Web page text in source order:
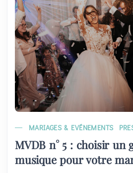
MARIAGES & EVÉNEMENTS
MVDB n° 5 : choisir un
musique pour votre